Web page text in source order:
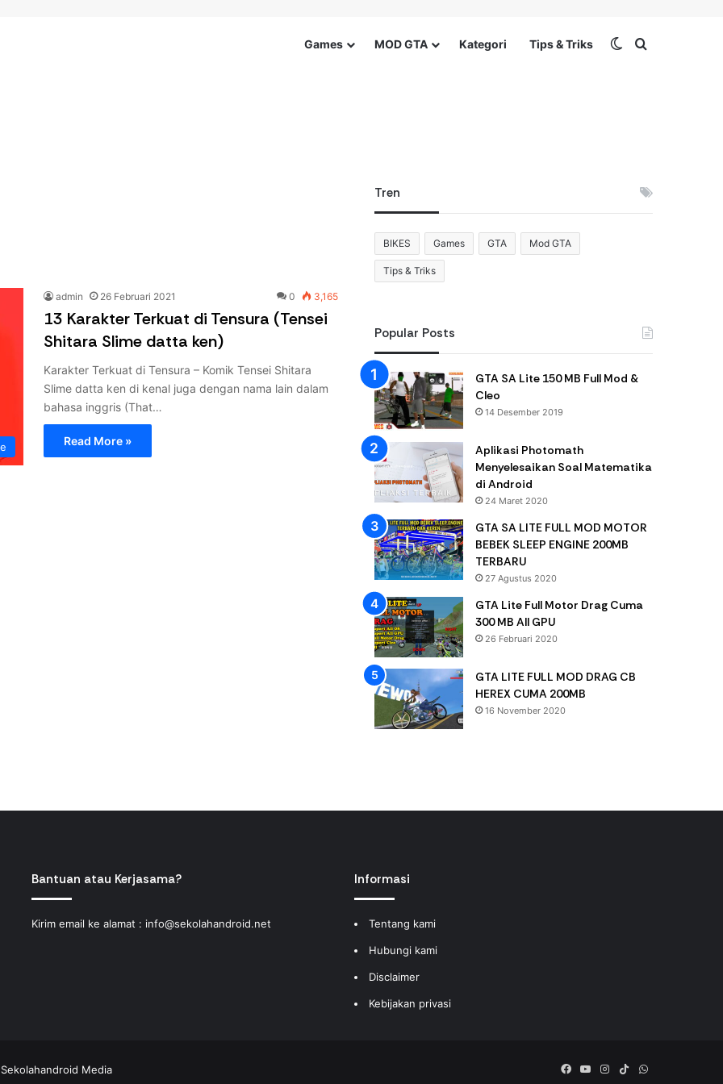
Games MOD GTA Kategori Tips & Triks Switch skin
Search for
admin 26 Februari 2021 0 3,165
13 Karakter Terkuat di Tensura (Tensei
Shitara Slime datta ken)
Karakter Terkuat di Tensura – Komik Tensei Shitara
Slime datta ken di kenal juga dengan nama lain dalam
bahasa inggris (That…
Read More »
Tren
BIKES Games GTA Mod GTA
Tips & Triks
Popular Posts
GTA SA Lite 150 MB Full Mod &
Cleo
14 Desember 2019
Aplikasi Photomath
Menyelesaikan Soal Matematika
di Android
24 Maret 2020
GTA SA LITE FULL MOD MOTOR
BEBEK SLEEP ENGINE 200MB
TERBARU
27 Agustus 2020
GTA Lite Full Motor Drag Cuma
300 MB All GPU
26 Februari 2020
GTA LITE FULL MOD DRAG CB
HEREX CUMA 200MB
16 November 2020
Bantuan atau Kerjasama?
Kirim email ke alamat : info@sekolahandroid.net
Informasi
Tentang kami
Hubungi kami
Disclaimer
Kebijakan privasi
Sekolahandroid Media Facebook
YouTubeInstagram
TikTokWhatsApp